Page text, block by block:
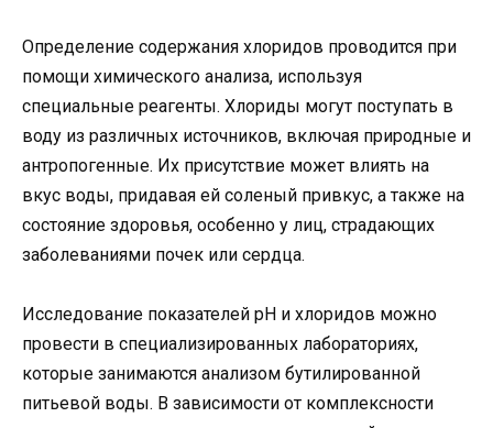
Определение содержания хлоридов проводится при
помощи химического анализа, используя
специальные реагенты. Хлориды могут поступать в
воду из различных источников, включая природные и
антропогенные. Их присутствие может влиять на
вкус воды, придавая ей соленый привкус, а также на
состояние здоровья, особенно у лиц, страдающих
заболеваниями почек или сердца.
Исследование показателей pH и хлоридов можно
провести в специализированных лабораториях,
которые занимаются анализом бутилированной
питьевой воды. В зависимости от комплексности